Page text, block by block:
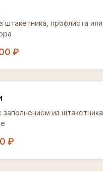
штакетника, профлиста
₽
заполнением из
₽